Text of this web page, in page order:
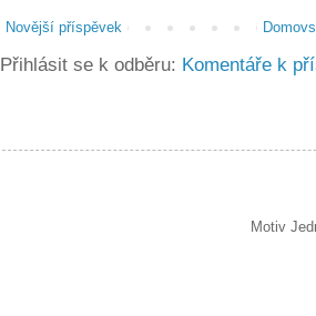
Novější příspěvek
Přihlásit se k odběru: Komentáře k
Motiv